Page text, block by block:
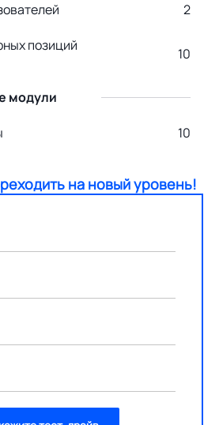
2
позиций
10
модули
10
на новый уровень!